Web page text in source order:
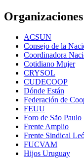
Organizaciones
ACSUN
Consejo de la
Coordinadora
Cotidiano Mujer
CRYSOL
CUDECOOP
Dónde Están
Federación de
FEUU
Foro de São Paulo
Frente Amplio
Frente Sindical
FUCVAM
Hijos Uruguay